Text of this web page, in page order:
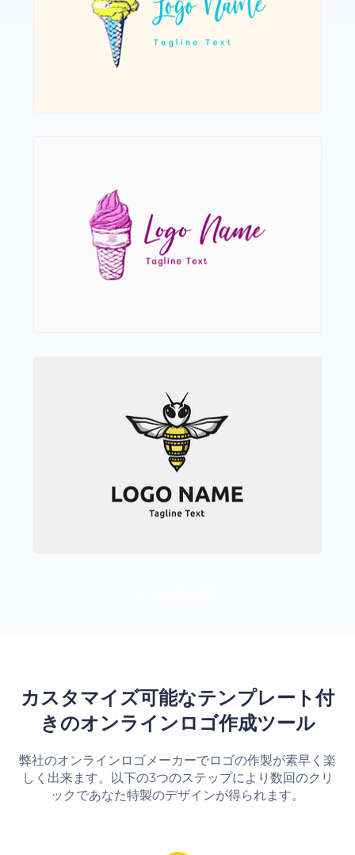
カスタマイズ可能なテンプレート付
きのオンラインロゴ作成ツール
弊社のオンラインロゴメーカーでロゴの作製が素早く楽
しく出来ます。以下の3つのステップにより数回のクリ
ックであなた特製のデザインが得られます。